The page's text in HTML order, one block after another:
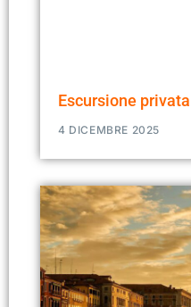
Escursione
4 DICEMBRE 2025